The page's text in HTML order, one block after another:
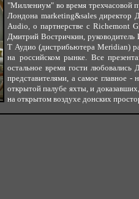
"Миллениум" во время трехчасовой
Лондона marketing&sales директор
Audio, о партнерстве с Richemont
Дмитрий Востричкин, руководитель
Т Аудио (дистрибьютера Meridian)
на российском рынке. Все
остальное время гости
представителями, а самое главное
открытой палубе яхты, и
на открытом воздухе донских